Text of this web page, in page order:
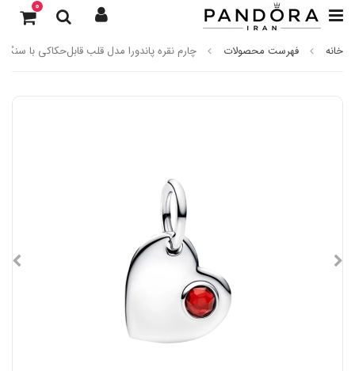
0
خانه فهرست محصولات چارم نقره پاندورا مدل قلب قابل‌حکاکی با سنگ